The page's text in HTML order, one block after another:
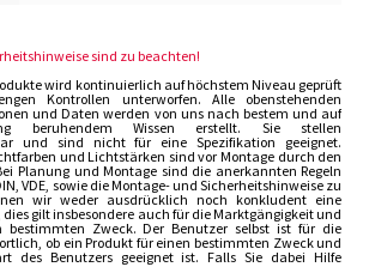
sind zu beachten!
wird kontinuierlich auf höchstem Niveau geprüft
Kontrollen unterworfen. Alle obenstehenden
und Daten werden von uns nach bestem und auf
beruhendem Wissen erstellt. Sie stellen
und sind nicht für eine Spezifikation geeignet.
und Lichtstärken sind vor Montage durch den
Planung und Montage sind die anerkannten Regeln
VDE, sowie die Montage- und Sicherheitshinweise zu
wir weder ausdrücklich noch konkludent eine
gilt insbesondere auch für die Marktgängigkeit und
bestimmten Zweck. Der Benutzer selbst ist für die
ob ein Produkt für einen bestimmten Zweck und
des Benutzers geeignet ist. Falls Sie dabei Hilfe